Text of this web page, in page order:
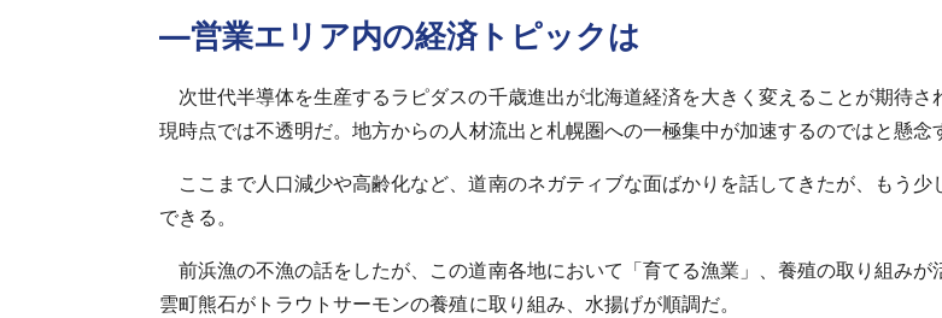
―営業エリア内の経済トピックは
次世代半導体を生産するラピダスの千歳進出が北海道経済を大きく変えることが期待
現時点では不透明だ。地方からの人材流出と札幌圏への一極集中が加速するのではと懸念
ここまで人口減少や高齢化など、道南のネガティブな面ばかりを話してきたが、もう
できる。
前浜漁の不漁の話をしたが、この道南各地において「育てる漁業」、養殖の取り組み
雲町熊石がトラウトサーモンの養殖に取り組み、水揚げが順調だ。